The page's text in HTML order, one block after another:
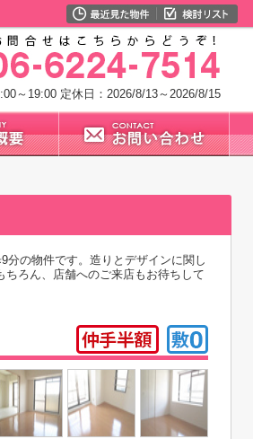
～19:00 定休日：2026/8/13～2026/8/15
分の物件です。造りとデザインに関し
ろん、店舗へのご来店もお待ちして